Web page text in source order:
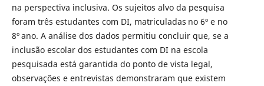
na perspectiva inclusiva. Os sujeitos alvo da pesquisa
foram três estudantes com DI, matriculadas no 6º e no
8º ano. A análise dos dados permitiu concluir que, se a
inclusão escolar dos estudantes com DI na escola
pesquisada está garantida do ponto de vista legal,
observações e entrevistas demonstraram que existem